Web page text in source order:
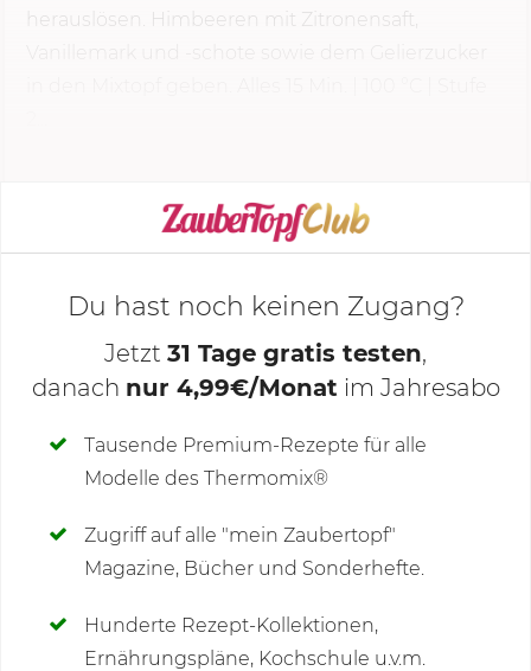
herauslösen. Himbeeren mit Zitronensaft,
KOCHMODUS STARTEN
Deine Notizen
Du hast noch keinen Zugang?
Jetzt 31 Tage gratis testen,
danach nur 4,99€/Monat im Jahresabo
Tausende Premium-Rezepte für alle
Modelle des Thermomix®
Zugriff auf alle "mein Zaubertopf"
Magazine, Bücher und Sonderhefte.
Hunderte Rezept-Kollektionen,
Ernährungspläne, Kochschule u.v.m.
Kommentare